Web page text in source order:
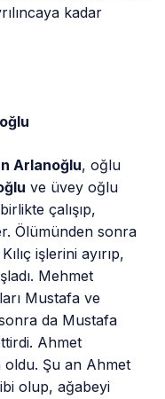
kadar
Arlanoğlu, oğlu
ve üvey oğlu
çalışıp,
Ölümünden sonra
işlerini ayırıp,
Mehmet
Mustafa ve
da Mustafa
Ahmet
Şu an Ahmet
olup, ağabeyi